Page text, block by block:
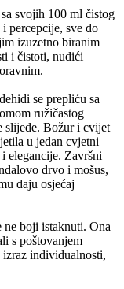
svojih 100 ml čistog
percepcije, sve do
izuzetno biranim
i čistoti, nudići
se prepliću sa
ružičastog
slijede. Božur i cvijet
u jedan cvjetni
elegancije. Završni
drvo i mošus,
daju osjećaj
ne boji istaknuti. Ona
s poštovanjem
individualnosti,